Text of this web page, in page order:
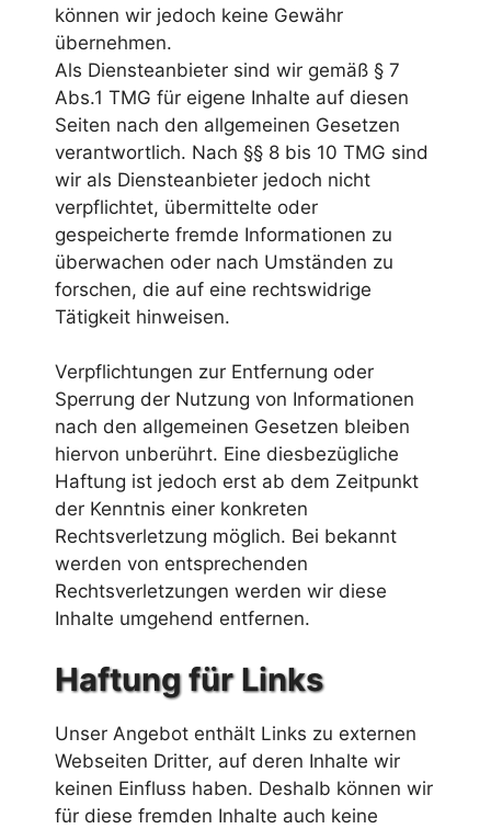
können wir jedoch keine Gewähr
übernehmen.
Als Diensteanbieter sind wir gemäß § 7
Abs.1 TMG für eigene Inhalte auf diesen
Seiten nach den allgemeinen Gesetzen
verantwortlich. Nach §§ 8 bis 10 TMG sind
wir als Diensteanbieter jedoch nicht
verpflichtet, übermittelte oder
gespeicherte fremde Informationen zu
überwachen oder nach Umständen zu
forschen, die auf eine rechtswidrige
Tätigkeit hinweisen.
Verpflichtungen zur Entfernung oder
Sperrung der Nutzung von Informationen
nach den allgemeinen Gesetzen bleiben
hiervon unberührt. Eine diesbezügliche
Haftung ist jedoch erst ab dem Zeitpunkt
der Kenntnis einer konkreten
Rechtsverletzung möglich. Bei bekannt
werden von entsprechenden
Rechtsverletzungen werden wir diese
Inhalte umgehend entfernen.
Haftung für Links
Unser Angebot enthält Links zu externen
Webseiten Dritter, auf deren Inhalte wir
keinen Einfluss haben. Deshalb können wir
für diese fremden Inhalte auch keine